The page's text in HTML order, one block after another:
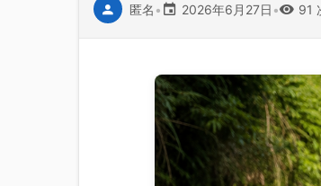
匿名 • 2026年6月27日 • 91